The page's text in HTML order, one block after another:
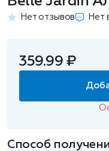
Нет отзывов Нет
359.99 ₽
Способ